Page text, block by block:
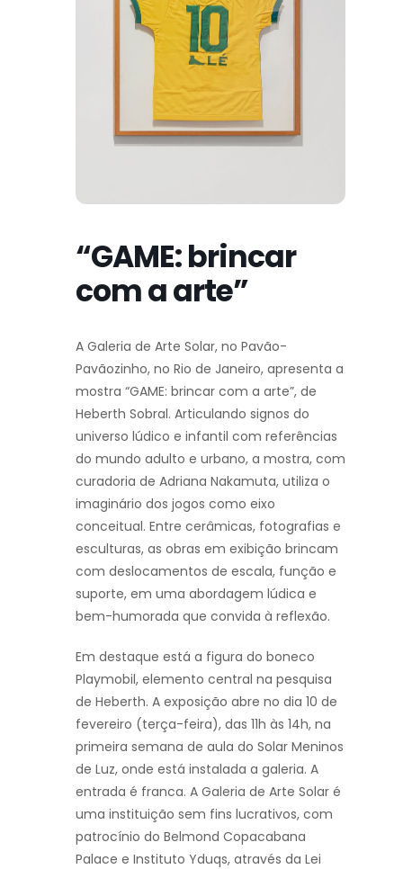
“GAME: brincar
com a arte”
A Galeria de Arte Solar, no Pavão-
Pavãozinho, no Rio de Janeiro, apresenta a
mostra “GAME: brincar com a arte”, de
Heberth Sobral. Articulando signos do
universo lúdico e infantil com referências
do mundo adulto e urbano, a mostra, com
curadoria de Adriana Nakamuta, utiliza o
imaginário dos jogos como eixo
conceitual. Entre cerâmicas, fotografias e
esculturas, as obras em exibição brincam
com deslocamentos de escala, função e
suporte, em uma abordagem lúdica e
bem-humorada que convida à reflexão.
Em destaque está a figura do boneco
Playmobil, elemento central na pesquisa
de Heberth. A exposição abre no dia 10 de
fevereiro (terça-feira), das 11h às 14h, na
primeira semana de aula do Solar Meninos
de Luz, onde está instalada a galeria. A
entrada é franca. A Galeria de Arte Solar é
uma instituição sem fins lucrativos, com
patrocínio do Belmond Copacabana
Palace e Instituto Yduqs, através da Lei